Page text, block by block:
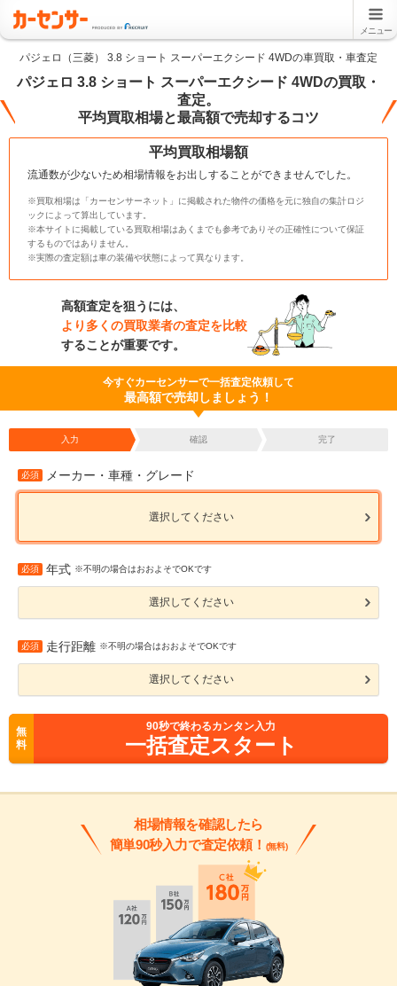
メニュー
パジェロ（三菱） 3.8 ショート スーパーエクシード 4WDの車買取・車査定
パジェロ 3.8 ショート スーパーエクシード 4WDの買取・
査定。
平均買取相場と最高額で売却するコツ
平均買取相場額
流通数が少ないため相場情報をお出しすることができませんでした。
※買取相場は「カーセンサーネット」に掲載された物件の価格を元に独自の集計ロジ
ックによって算出しています。
※本サイトに掲載している買取相場はあくまでも参考でありその正確性について保証
するものではありません。
※実際の査定額は車の装備や状態によって異なります。
高額査定を狙うには、
より多くの買取業者の査定を比較
することが重要です。
今すぐカーセンサーで一括査定依頼して
最高額で売却しましょう！
入力 確認 完了
必須 メーカー・車種・グレード
選択してください
必須 年式 ※不明の場合はおおよそでOKです
選択してください
必須 走行距離 ※不明の場合はおおよそでOKです
選択してください
無
料
90秒で終わるカンタン入力
一括査定スタート
相場情報を確認したら
簡単90秒入力で査定依頼！ (無料)